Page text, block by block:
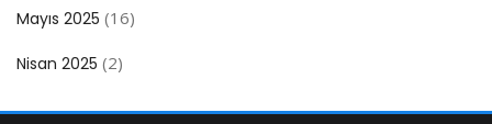
Mayıs 2025 (16)
Nisan 2025 (2)